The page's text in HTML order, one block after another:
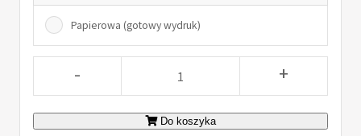
Papierowa (gotowy wydruk)
- +
Do koszyka